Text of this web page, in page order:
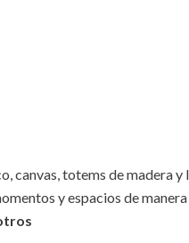
canvas, totems de madera y
y espacios de